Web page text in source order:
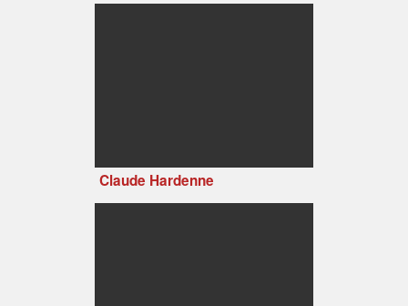
Claude Hardenne